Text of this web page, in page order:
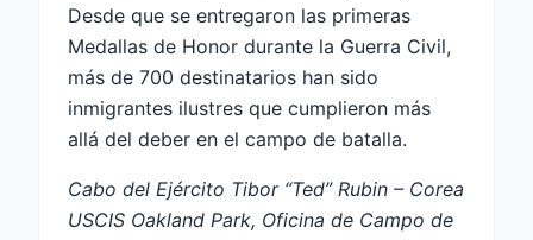
Desde que se entregaron las primeras
Medallas de Honor durante la Guerra Civil,
más de 700 destinatarios han sido
inmigrantes ilustres que cumplieron más
allá del deber en el campo de batalla.
Cabo del Ejército Tibor “Ted” Rubin – Corea
USCIS Oakland Park, Oficina de Campo de